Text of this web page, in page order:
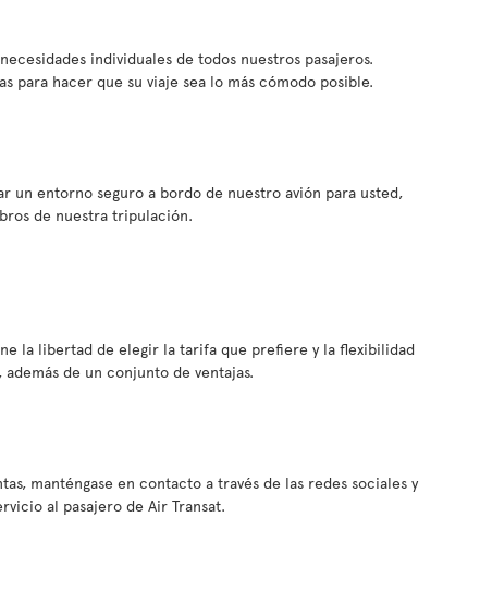
individuales de todos nuestros pasajeros.
para hacer que su viaje sea lo más cómodo posible.
un entorno seguro a bordo de nuestro avión para usted,
de nuestra tripulación.
la libertad de elegir la tarifa que prefiere y la flexibilidad
de un conjunto de ventajas.
manténgase en contacto a través de las redes sociales y
al pasajero de Air Transat.